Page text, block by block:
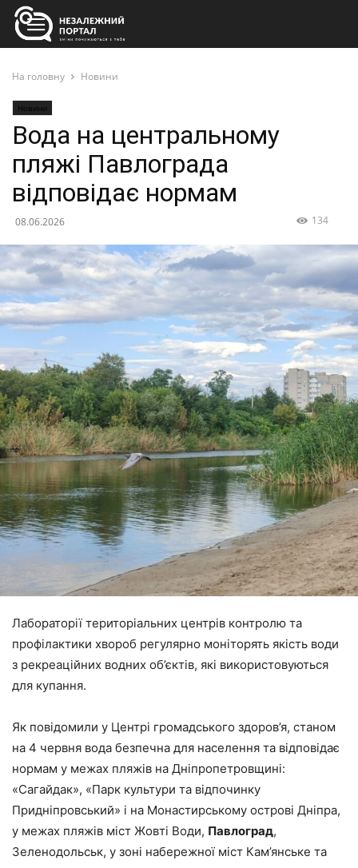
На головну Новини
Новини
Вода на центральному
пляжі Павлограда
відповідає нормам
08.06.2026 134
Лабораторії територіальних центрів контролю та
профілактики хвороб регулярно моніторять якість води
з рекреаційних водних об’єктів, які використовуються
для купання.
Як повідомили у Центрі громадського здоров’я, станом
на 4 червня вода безпечна для населення та відповідає
нормам у межах пляжів на Дніпропетровщині:
«Сагайдак», «Парк культури та відпочинку
Придніпровський» і на Монастирському острові Дніпра,
у межах пляжів міст Жовті Води, Павлоград,
Зеленодольськ, у зоні набережної міст Кам’янське та